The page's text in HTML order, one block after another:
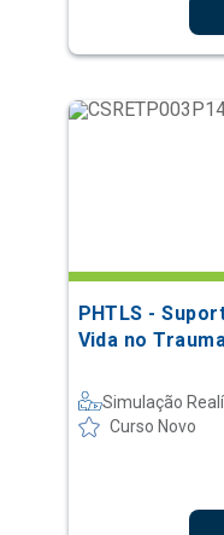
PHTLS -
Vida no
Simulação
Curso Novo